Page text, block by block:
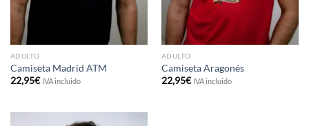
ADULTO
Camiseta Madrid ATM
22,95€ IVA incluido
ADULTO
Camiseta Aragonés
22,95€ IVA incluido